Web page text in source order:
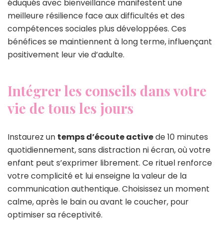
éduqués avec bienveillance manifestent une
meilleure résilience face aux difficultés et des
compétences sociales plus développées. Ces
bénéfices se maintiennent à long terme, influençant
positivement leur vie d’adulte.
Intégrer les conseils dans votre
vie de tous les jours
Instaurez un temps d’écoute activede 10 minutes
quotidiennement, sans distraction ni écran, où votre
enfant peut s’exprimer librement. Ce rituel renforce
votre complicité et lui enseigne la valeur de la
communication authentique. Choisissez un moment
calme, après le bain ou avant le coucher, pour
optimiser sa réceptivité.